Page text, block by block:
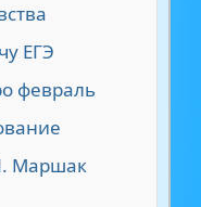
ЕГЭ
февраль
Маршак